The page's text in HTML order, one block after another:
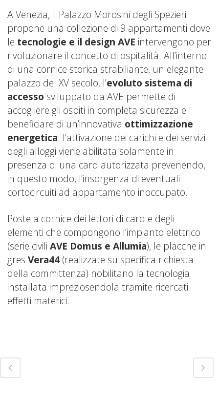
A Venezia, il Palazzo Morosini degli Spezieri
propone una collezione di 9 appartamenti dove
le tecnologie e il design AVE intervengono per
rivoluzionare il concetto di ospitalità. All’interno
di una cornice storica strabiliante, un elegante
palazzo del XV secolo, l’evoluto sistema di
accesso sviluppato da AVE permette di
accogliere gli ospiti in completa sicurezza e
beneficiare di un’innovativa ottimizzazione
energetica: l’attivazione dei carichi e dei servizi
degli alloggi viene abilitata solamente in
presenza di una card autorizzata prevenendo,
in questo modo, l’insorgenza di eventuali
cortocircuiti ad appartamento inoccupato.
Poste a cornice dei lettori di card e degli
elementi che compongono l’impianto elettrico
(serie civili AVE Domus e Allumia), le placche in
gres Vera44 (realizzate su specifica richiesta
della committenza) nobilitano la tecnologia
installata impreziosendola tramite ricercati
effetti materici.